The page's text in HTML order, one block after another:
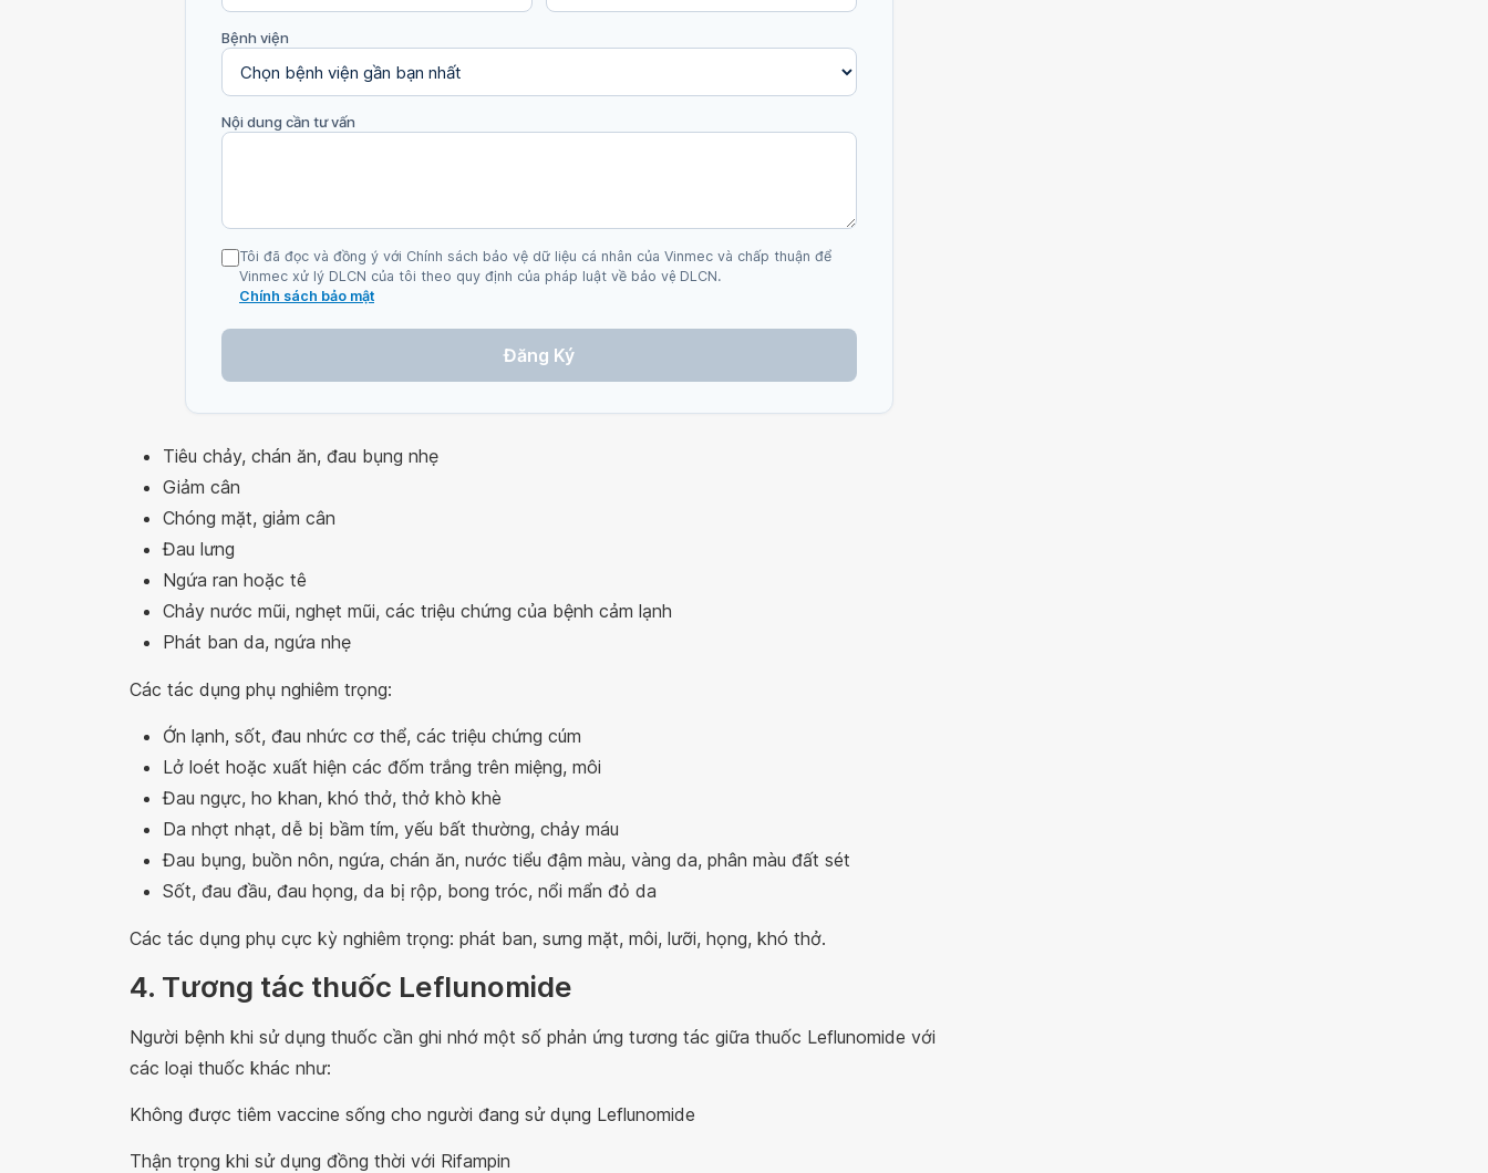
Bệnh viện
Nội dung cần tư vấn
Tôi đã đọc và đồng ý với Chính sách bảo vệ dữ liệu cá nhân của Vinmec và chấp thuận để
Vinmec xử lý DLCN của tôi theo quy định của pháp luật về bảo vệ DLCN.
Chính sách bảo mật
Đăng Ký
Tiêu chảy, chán ăn, đau bụng nhẹ
Giảm cân
Chóng mặt, giảm cân
Đau lưng
Ngứa ran hoặc tê
Chảy nước mũi, nghẹt mũi, các triệu chứng của bệnh cảm lạnh
Phát ban da, ngứa nhẹ
Các tác dụng phụ nghiêm trọng:
Ớn lạnh, sốt, đau nhức cơ thể, các triệu chứng cúm
Lở loét hoặc xuất hiện các đốm trắng trên miệng, môi
Đau ngực, ho khan, khó thở, thở khò khè
Da nhợt nhạt, dễ bị bầm tím, yếu bất thường, chảy máu
Đau bụng, buồn nôn, ngứa, chán ăn, nước tiểu đậm màu, vàng da, phân màu đất sét
Sốt, đau đầu, đau họng, da bị rộp, bong tróc, nổi mẩn đỏ da
Các tác dụng phụ cực kỳ nghiêm trọng: phát ban, sưng mặt, môi, lưỡi, họng, khó thở.
4. Tương tác thuốc Leflunomide
Người bệnh khi sử dụng thuốc cần ghi nhớ một số phản ứng tương tác giữa thuốc Leflunomide với
các loại thuốc khác như:
Không được tiêm vaccine sống cho người đang sử dụng Leflunomide
Thận trọng khi sử dụng đồng thời với Rifampin